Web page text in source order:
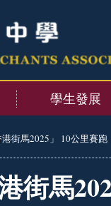
學生發展
港街馬2025」 10公里賽跑
街馬